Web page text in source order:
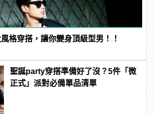
格穿搭，讓你變身頂級型男！！
聖誕party穿搭準備好了沒？5件「微
正式」派對必備單品清單